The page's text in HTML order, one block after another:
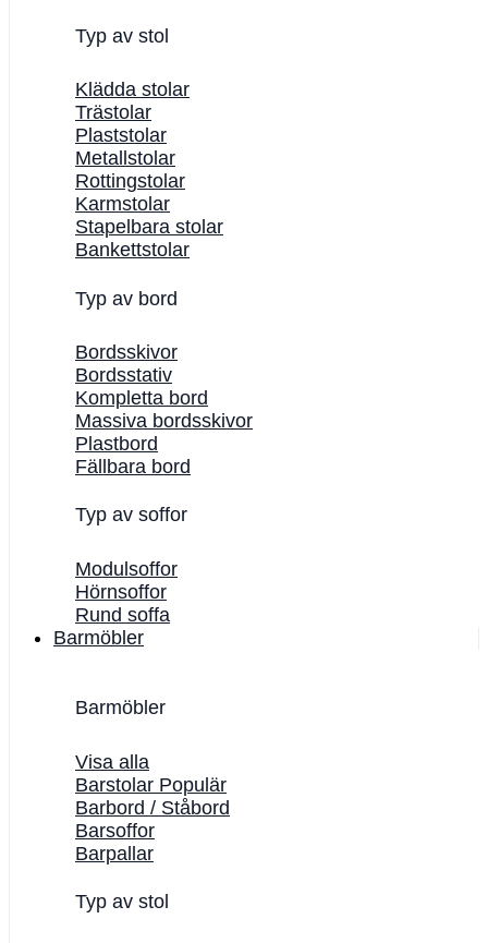
Typ av stol
Klädda stolar
Trästolar
Plaststolar
Metallstolar
Rottingstolar
Karmstolar
Stapelbara stolar
Bankettstolar
Typ av bord
Bordsskivor
Bordsstativ
Kompletta bord
Massiva bordsskivor
Plastbord
Fällbara bord
Typ av soffor
Modulsoffor
Hörnsoffor
Rund soffa
Barmöbler
Barmöbler
Visa alla
Barstolar
Barbord / Ståbord
Barsoffor
Barpallar
Typ av stol